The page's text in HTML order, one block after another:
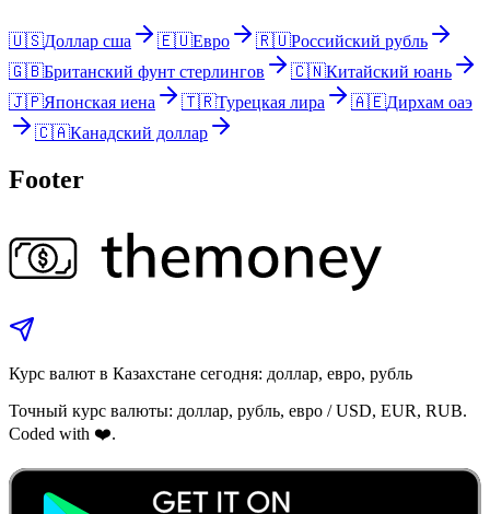
🇺🇸Доллар сша 🇪🇺Евро 🇷🇺Российский рубль
🇬🇧Британский фунт стерлингов 🇨🇳Китайский юань
🇯🇵Японская иена 🇹🇷Турецкая лира 🇦🇪Дирхам оаэ
🇨🇦Канадский доллар
Footer
Курс валют в Казахстане сегодня: доллар, евро, рубль
Точный курс валюты: доллар, рубль, евро / USD, EUR, RUB.
Coded with ❤️.